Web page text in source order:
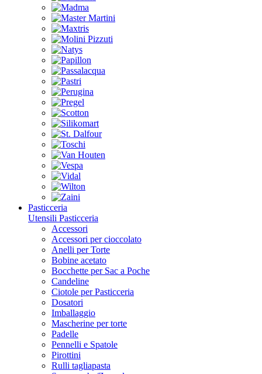
Pasticceria
Utensili Pasticceria
Accessori
Accessori per cioccolato
Anelli per Torte
Bobine acetato
Bocchette per Sac a Poche
Candeline
Ciotole per Pasticceria
Dosatori
Imballaggio
Mascherine per torte
Padelle
Pennelli e Spatole
Pirottini
Rulli tagliapasta